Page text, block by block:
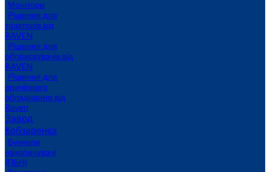
Монітори
Рішення для
тракторів від
RAVEN
Рішення для
обприскувачів від
RAVEN
Рішення для
причіпного
обладнання від
Raven
Завод
Кобзаренка
Бункери
накопичувачі
(ПБН)